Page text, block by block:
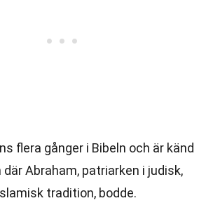
flera gånger i Bibeln och är känd
Abraham, patriarken i judisk,
tradition, bodde.